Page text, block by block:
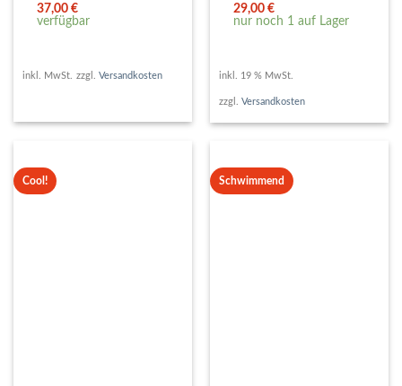
37,00€
verfügbar
inkl. MwSt. zzgl. Versandkosten
29,00€
nur noch 1 auf Lager
inkl. 19 % MwSt.
zzgl. Versandkosten
Cool! Schwimmend